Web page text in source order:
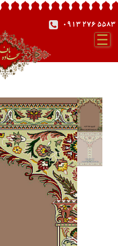
0913 276 5583